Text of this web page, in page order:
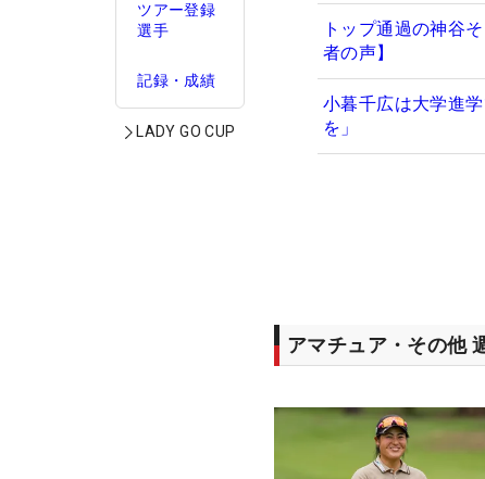
ツアー登録
選手
記録・成績
LADY GO CUP
トップ通過の神谷
者の声】
小暮千広は大学進
を」
アマチュア・その他